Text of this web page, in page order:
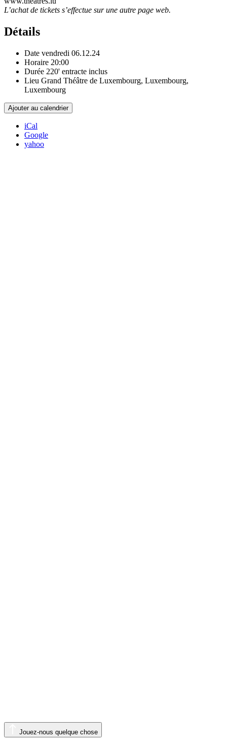
L’achat de tickets s’effectue sur une autre page web.
Détails
Date vendredi 06.12.24
Horaire 20:00
Durée 220' entracte inclus
Lieu Grand Théâtre de Luxembourg, Luxembourg,
Luxembourg
Ajouter au calendrier
iCal
Google
yahoo
Jouez-nous quelque chose